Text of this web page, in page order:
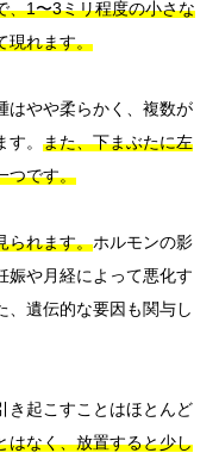
、1〜3ミリ程度の小さな
現れます。
はやや柔らかく、複数が
。 また、下まぶたに左
つです。
られます。ホルモンの影
娠や月経によって悪化す
、遺伝的な要因も関与し
き起こすことはほとんど
はなく、放置すると少し